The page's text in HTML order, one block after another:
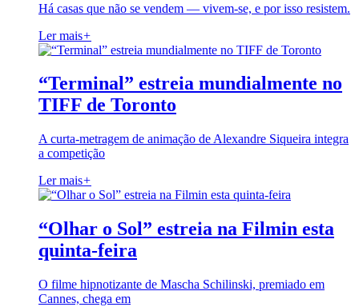
Há casas que não se vendem — vivem-se, e por isso resistem.
Ler mais+
“Terminal” estreia mundialmente no
TIFF de Toronto
A curta-metragem de animação de Alexandre Siqueira integra
a competição
Ler mais+
“Olhar o Sol” estreia na Filmin esta
quinta-feira
O filme hipnotizante de Mascha Schilinski, premiado em
Cannes, chega em